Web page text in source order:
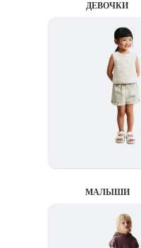
ДЕВОЧКИ
МАЛЫШИ